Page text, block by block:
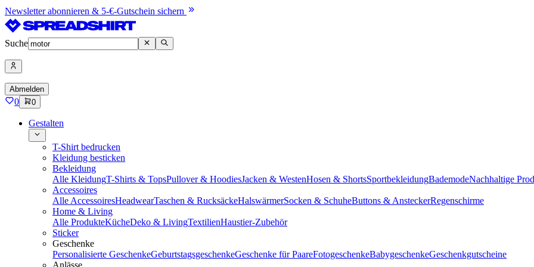
Newsletter abonnieren & 5-€-Gutschein sichern
Suche
Abmelden
0 0
Gestalten
T-Shirt bedrucken
Kleidung besticken
Bekleidung
Alle KleidungT-Shirts & TopsPullover & HoodiesJacken & WestenHosen & ShortsSportbekleidungBademodeNachhaltige
Accessoires
Alle AccessoiresHeadwearTaschen & RucksäckeHalswärmerSocken & SchuheButtons & AnsteckerRegenschirme
Home & Living
Alle ProdukteKücheDeko & LivingTextilienHaustier-Zubehör
Sticker
Geschenke
Personalisierte GeschenkeGeburtstagsgeschenkeGeschenke für PaareFotogeschenkeBabygeschenkeGeschenkgutscheine